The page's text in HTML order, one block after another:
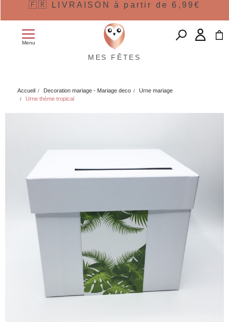
🇫🇷 LIVRAISON à partir de 6,99€
Menu
MES FÊTES
Accueil Decoration mariage - Mariage deco
Urne mariage
Urne thème tropical